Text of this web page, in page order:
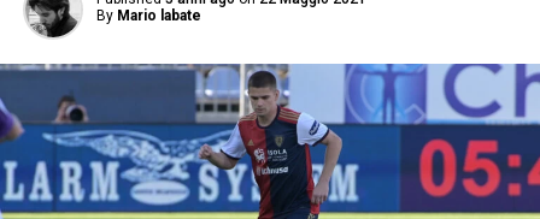
By Mario labate